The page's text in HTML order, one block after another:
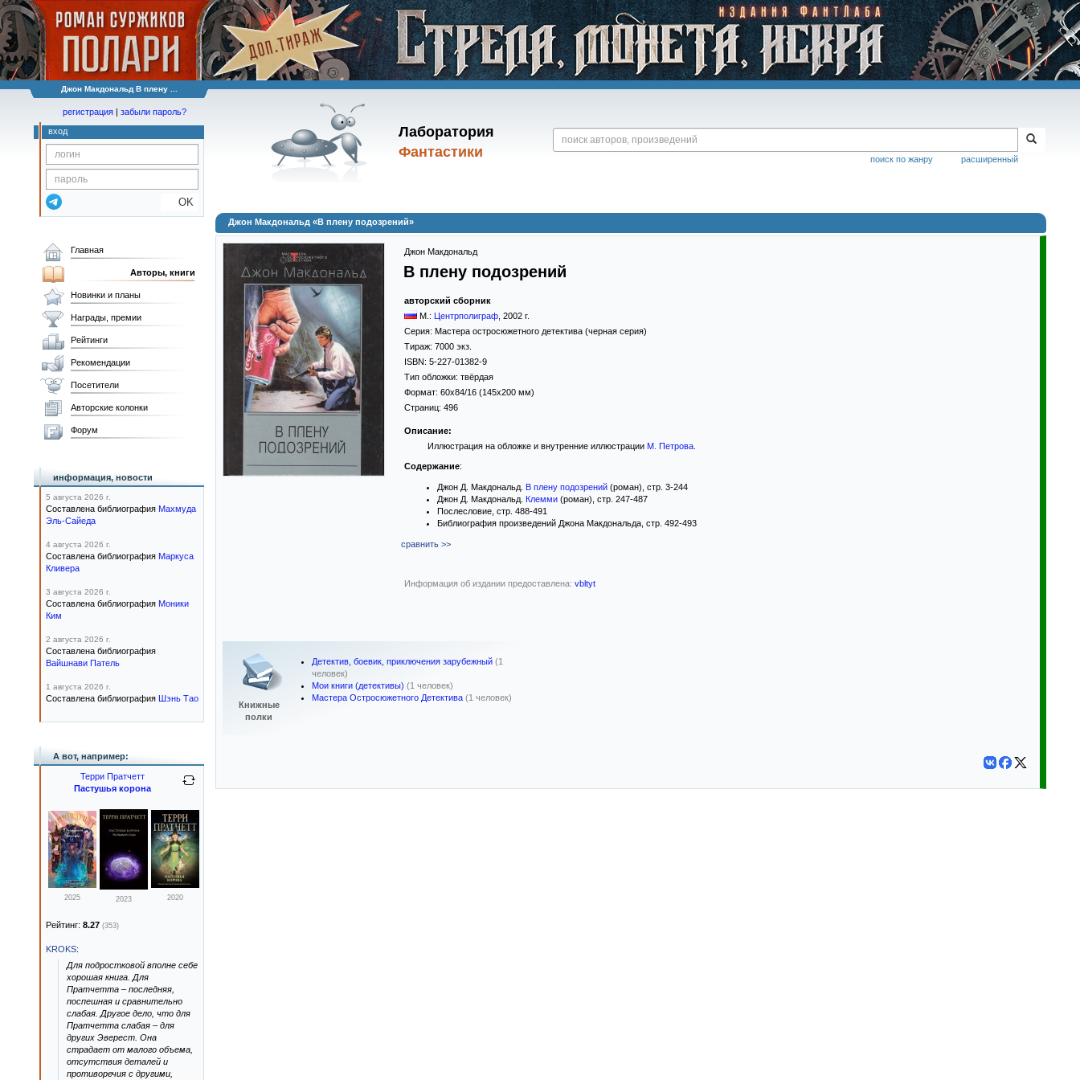
Джон Макдональд В плену ...
Лаборатория
Фантастики
расширенный
поиск по жанру
регистрация | забыли пароль?
вход
OK
Джон Макдональд «В плену подозрений»
Джон Макдональд
В плену подозрений
авторский сборник
М.: Центрполиграф 2002 г.
Серия: Мастера остросюжетного детектива (черная серия)
Тираж: 7000 экз.
ISBN: 5-227-01382-9
Тип обложки: твёрдая
Формат: 60x84/16 (145x200 мм)
Страниц: 496
Описание:
Иллюстрация на обложке и внутренние иллюстрации М. Петрова.
Содержание:
Джон Д. Макдональд. В плену подозрений (роман), стр. 3-244
Джон Д. Макдональд. Клемми (роман), стр. 247-487
Послесловие, стр. 488-491
Библиография произведений Джона Макдональда, стр. 492-493
сравнить >>
Информация об издании предоставлена: vbltyt
Книжные
полки
Детектив, боевик, приключения зарубежный (1
человек)
Мои книги (детективы) (1 человек)
Мастера Остросюжетного Детектива (1 человек)
Главная
Авторы, книги
Новинки и планы
Награды, премии
Рейтинги
Рекомендации
Посетители
Авторские колонки
Форум
информация, новости
5 августа 2026 г.
Составлена библиография Махмуда
Эль-Сайеда
4 августа 2026 г.
Составлена библиография Маркуса
Кливера
3 августа 2026 г.
Составлена библиография Моники
Ким
2 августа 2026 г.
Составлена библиография
Вайшнави Патель
1 августа 2026 г.
Составлена библиография Шэнь Тао
А вот, например:
Терри Пратчетт
Пастушья корона
2025 2023 2020
Рейтинг: 8.27 (353)
KROKS:
Для подростковой вполне себе
хорошая книга. Для
Пратчетта – последняя,
поспешная и сравнительно
слабая. Другое дело, что для
Пратчетта слабая – для
других Эверест. Она
страдает от малого объема,
отсутствия деталей и
противоречия с другими,